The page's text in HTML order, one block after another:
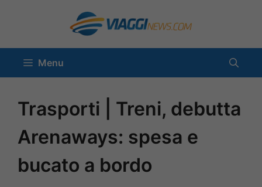
contenuto
Menu
Trasporti | Treni, debutta
Arenaways: spesa e
bucato a bordo